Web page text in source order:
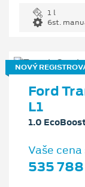
1 l
6st.
NOVÝ
Ford
L1
1.0
Vaše cena
535 788